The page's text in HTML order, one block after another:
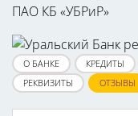
ПАО КБ «УБРиР»
О БАНКЕ КРЕДИТЫ
РЕКВИЗИТЫ
ОТЗЫВЫ